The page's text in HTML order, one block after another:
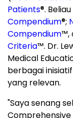
Patients®.
Compendium®;
Compendium™,
Criteria™. Dr.
Medical
berbagai
yang relevan.
"Saya senang